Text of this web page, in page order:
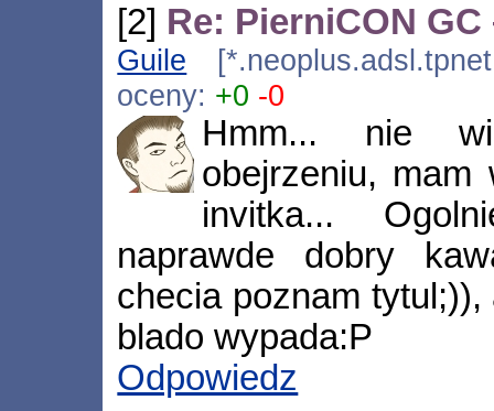
[2] Re: PierniCON
Guile
oceny: +0 -0
Hmm... nie
obejrzeniu,
invitka...
naprawde dobry
checia poznam
blado wypada:P
Odpowiedz